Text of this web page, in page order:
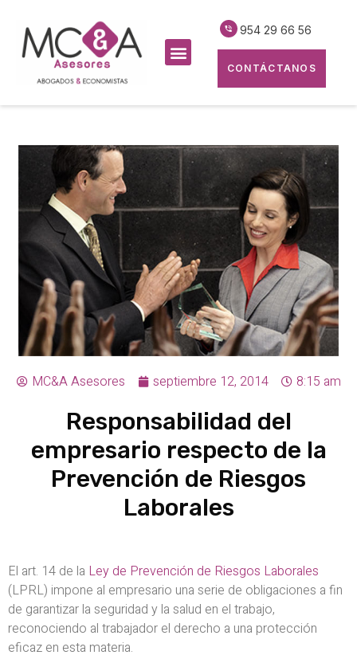
954 29 66 56
CONTÁCTANOS
MC&A Asesores septiembre 12, 2014 8:15 am
Responsabilidad del
empresario respecto de la
Prevención de Riesgos
Laborales
El art. 14 de la Ley de Prevención de Riesgos Laborales
(LPRL) impone al empresario una serie de obligaciones a fin
de garantizar la seguridad y la salud en el trabajo,
reconociendo al trabajador el derecho a una protección
eficaz en esta materia.